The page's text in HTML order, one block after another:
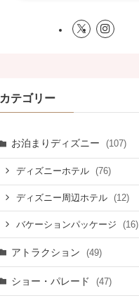
カテゴリー
お泊まりディズニー (107)
ディズニーホテル (76)
ディズニー周辺ホテル (12)
バケーションパッケージ (16)
アトラクション (49)
ショー・パレード (47)